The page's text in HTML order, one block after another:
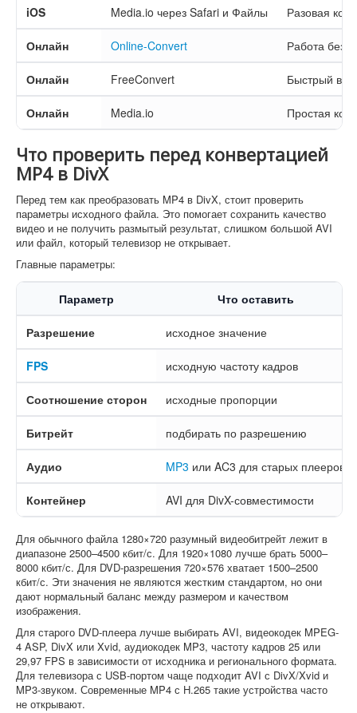
iOS Media.io через Safari и Файлы Разовая
Онлайн Online-Convert Работа без
Онлайн FreeConvert Быстрый
Онлайн Media.io Простая
Что проверить перед конвертацией
MP4 в DivX
Перед тем как преобразовать MP4 в DivX, стоит проверить
параметры исходного файла. Это помогает сохранить качество
видео и не получить размытый результат, слишком большой AVI
или файл, который телевизор не открывает.
Главные параметры:
Параметр Что оставить
Разрешение исходное значение
FPS исходную частоту кадров
Соотношение сторон исходные пропорции
Битрейт подбирать по разрешению
Аудио MP3 или AC3 для старых плееров
Контейнер AVI для DivX-совместимости
Для обычного файла 1280×720 разумный видеобитрейт лежит в
диапазоне 2500–4500 кбит/с. Для 1920×1080 лучше брать 5000–
8000 кбит/с. Для DVD-разрешения 720×576 хватает 1500–2500
кбит/с. Эти значения не являются жестким стандартом, но они
дают нормальный баланс между размером и качеством
изображения.
Для старого DVD-плеера лучше выбирать AVI, видеокодек MPEG-
4 ASP, DivX или Xvid, аудиокодек MP3, частоту кадров 25 или
29,97 FPS в зависимости от исходника и регионального формата.
Для телевизора с USB-портом чаще подходит AVI с DivX/Xvid и
MP3-звуком. Современные MP4 с H.265 такие устройства часто
не открывают.